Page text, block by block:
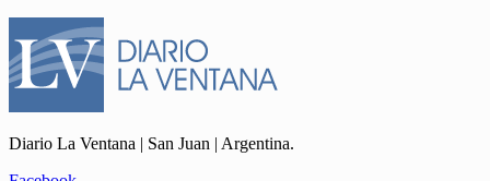
Diario La Ventana | San Juan | Argentina.